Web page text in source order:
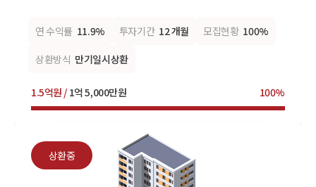
연 수익률 11.9% 투자기간 12 개월 모집현황 100%
상환방식 만기일시상환
1.5억원 / 1억 5,000만원 100%
상환중